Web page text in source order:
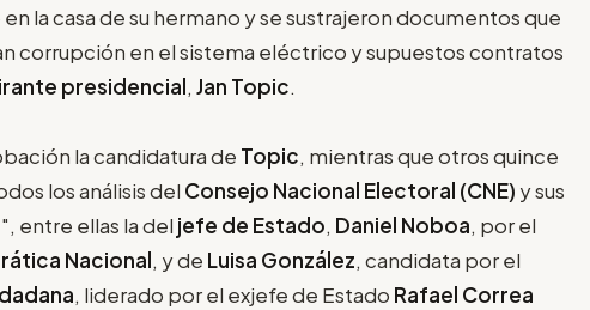
la casa de su hermano y se sustrajeron documentos que
corrupción en el sistema eléctrico y supuestos contratos
presidencial, Jan Topic.
la candidatura de Topic, mientras que otros quince
los análisis del Consejo Nacional Electoral (CNE) y sus
entre ellas la del jefe de Estado, Daniel Noboa, por el
Nacional, y de Luisa González, candidata por el
, liderado por el exjefe de Estado Rafael Correa